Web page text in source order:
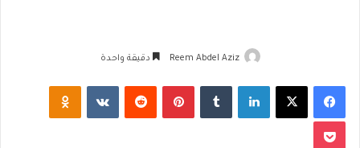
Reem Abdel Aziz دقيقة واحدة
فيسبوك لينكدإن بينتيريست